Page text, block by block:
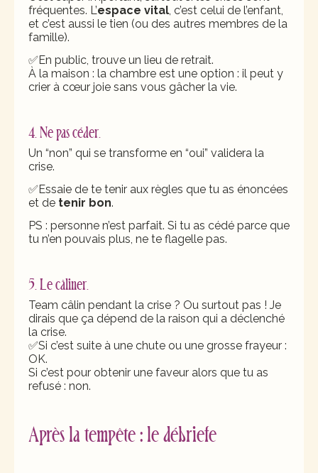
fréquentes. L’espace vital, c’est celui de l’enfant,
et c’est aussi le tien (ou des autres membres de la
famille).
✅En public, trouve un lieu de retrait.
À la maison : la chambre est une option : il peut y
crier à cœur joie sans vous gâcher la vie.
4. Ne pas céder.
Un “non” qui se transforme en “oui” validera la
crise.
✅Essaie de te tenir aux règles que tu as énoncées
et de tenir bon.
PS : personne n’est parfait. Si tu as cédé parce que
tu n’en pouvais plus, ne te flagelle pas.
5. Le câliner.
Team câlin pendant la crise ? Ou surtout pas ! Je
dirais que ça dépend de la raison qui a déclenché
la crise.
✅Si c’est suite à une chute ou une grosse frayeur :
OK.
Si c’est pour obtenir une faveur alors que tu as
refusé : non.
Après la tempête : le débriefe